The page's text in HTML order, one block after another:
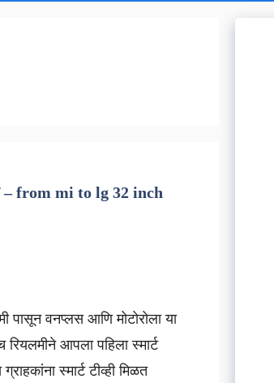
– from mi to lg 32 inch
पासून वनप्लस आणि मोटोरोला या
आपला पहिला स्मार्ट
स्मार्ट टीव्ही मिळत